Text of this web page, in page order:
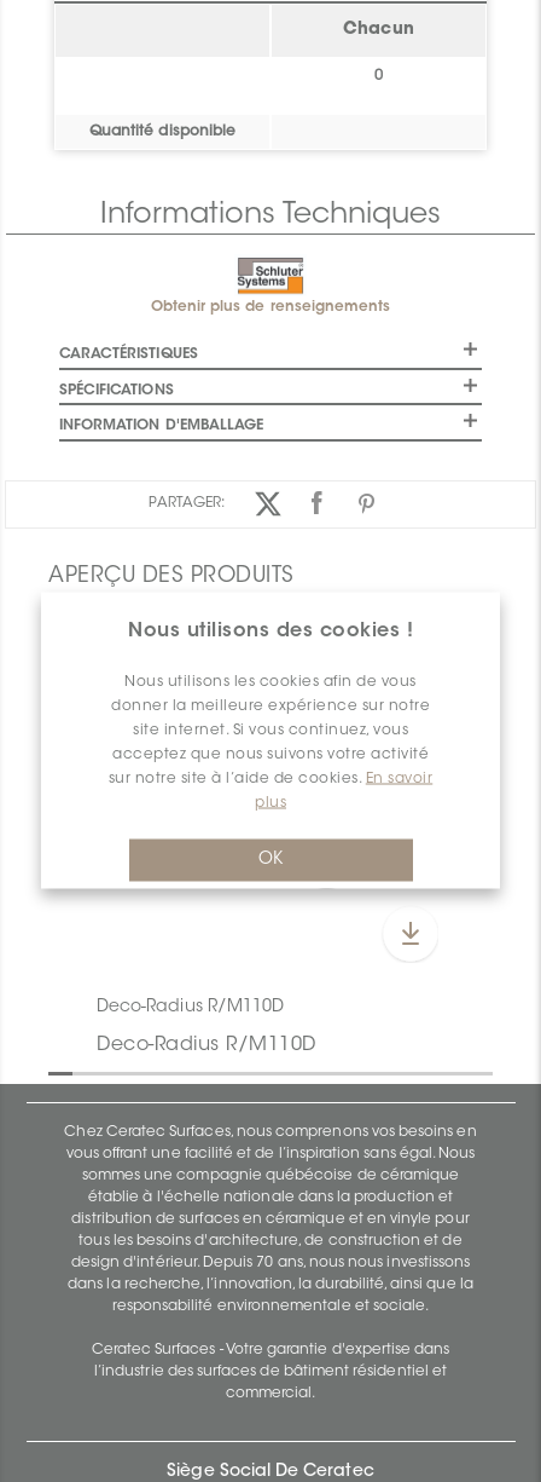
Nous utilisons des cookies !
Nous utilisons les cookies afin de vous
donner la meilleure expérience sur notre
site internet. Si vous continuez, vous
acceptez que nous suivons votre activité
sur notre site à l’aide de cookies. En savoir
plus
OK
Chacun
0
Quantité disponible
Informations Techniques
Obtenir plus de renseignements
CARACTÉRISTIQUES
SPÉCIFICATIONS
INFORMATION D'EMBALLAGE
PARTAGER:
APERÇU DES PRODUITS
Deco-Radius R/M110D
Deco-Radius R/M110D
Chez Ceratec Surfaces, nous comprenons vos besoins en
vous offrant une facilité et de l’inspiration sans égal. Nous
sommes une compagnie québécoise de céramique
établie à l'échelle nationale dans la production et
distribution de surfaces en céramique et en vinyle pour
tous les besoins d'architecture, de construction et de
design d'intérieur. Depuis 70 ans, nous nous investissons
dans la recherche, l’innovation, la durabilité, ainsi que la
responsabilité environnementale et sociale.
Ceratec Surfaces - Votre garantie d'expertise dans
l’industrie des surfaces de bâtiment résidentiel et
commercial.
Siège Social De Ceratec